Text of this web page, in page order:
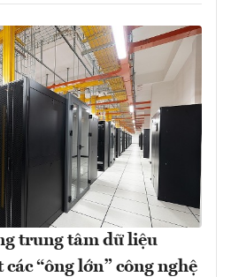
trung tâm dữ liệu
“ông lớn” công nghệ